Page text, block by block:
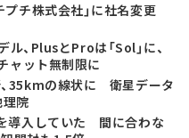
プチ株式会社」に社名変更
、PlusとProは「Sol」に、
ャット無制限に
35kmの線状に 衛星データ
院
導入していた 間に合わな